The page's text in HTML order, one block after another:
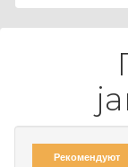
Рекомендуют